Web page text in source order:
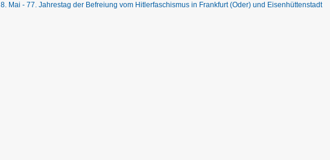
8. Mai - 77. Jahrestag der Befreiung vom Hitlerfaschismus in Frankfurt (Oder) und Eisenhüttenstadt